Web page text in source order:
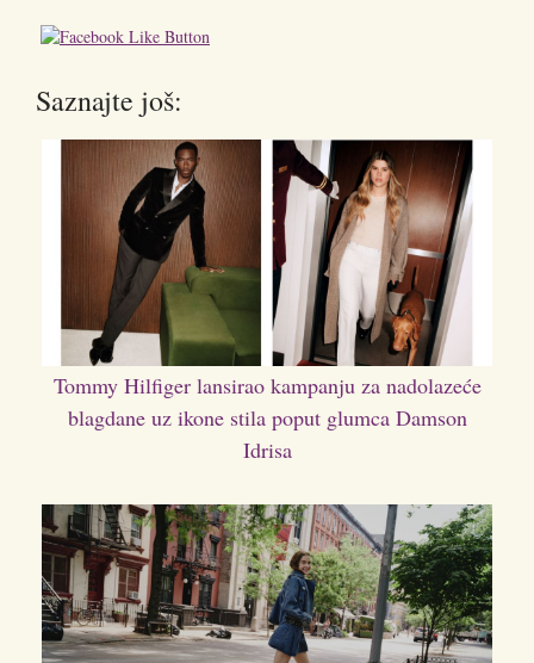
Saznajte još:
Tommy Hilfiger lansirao kampanju za nadolazeće
blagdane uz ikone stila poput glumca Damson
Idrisa